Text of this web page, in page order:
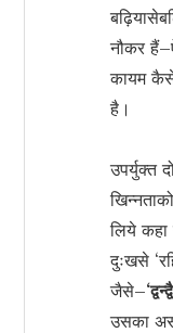
नौकर
कायम कैसे
है।
उपर्युक्त
लिये
दुःखसे
जैसे–
उसका